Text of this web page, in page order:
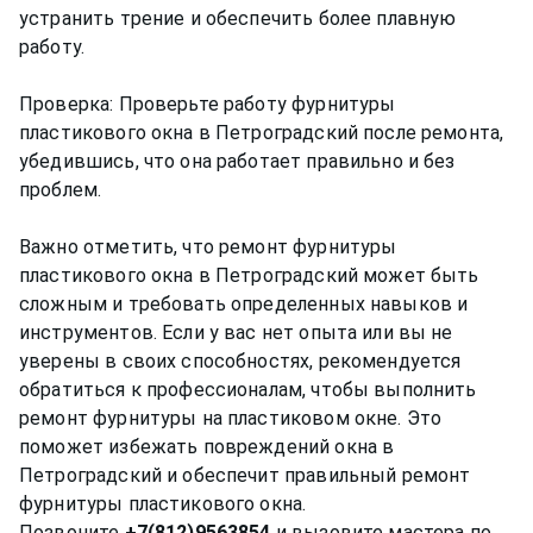
устранить трение и обеспечить более плавную
работу.
Проверка: Проверьте работу фурнитуры
пластикового окна в Петроградский после ремонта,
убедившись, что она работает правильно и без
проблем.
Важно отметить, что ремонт фурнитуры
пластикового окна в Петроградский может быть
сложным и требовать определенных навыков и
инструментов. Если у вас нет опыта или вы не
уверены в своих способностях, рекомендуется
обратиться к профессионалам, чтобы выполнить
ремонт фурнитуры на пластиковом окне. Это
поможет избежать повреждений окна в
Петроградский и обеспечит правильный ремонт
фурнитуры пластикового окна.